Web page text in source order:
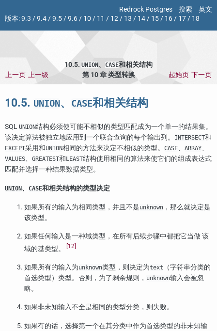
Redrock Postgres 搜索
英文
版本:9.3 /9.4/9.5/9.6/ 10 / 11 / 12/ 13 / 14/ 15/ 16/ 17/ 18
10.5. UNION 、 CASE和相关结构
上一页 上一级 第 10 章 类型转换 起始页 下一页
10.5. UNION 、 CASE和相关结构
SQL UNION结构必须使可能不相似的类型匹配成为一个单一的结果集。
该决定算法被独立地应用到一个联合查询的每个输出列。
INTERSECT和
EXCEPT采用和UNION相同的方法来决定不相似的类型。 CASE、 ARRAY、
VALUES、 GREATEST和 LEAST结构使用相同的算法来使它们的组成表达式
匹配并选择一种结果数据类型。
UNION、 CASE和相关结构的类型决定
如果所有的输入为相同类型，并且不是unknown ，那么就决定是
该类型。
如果任何输入是一种域类型，在所有后续步骤中都把它当做 该
域的基类型。
[12]
如果所有的输入为unknown类型，则决定为text
（字符串分类的
首选类型）类型。否则，为了剩余规则， unknown输入会被忽
略。
如果非未知输入不全是相同的类型分类，则失败。
如果有的话，选择第一个在其分类中作为首选类型的非未知输